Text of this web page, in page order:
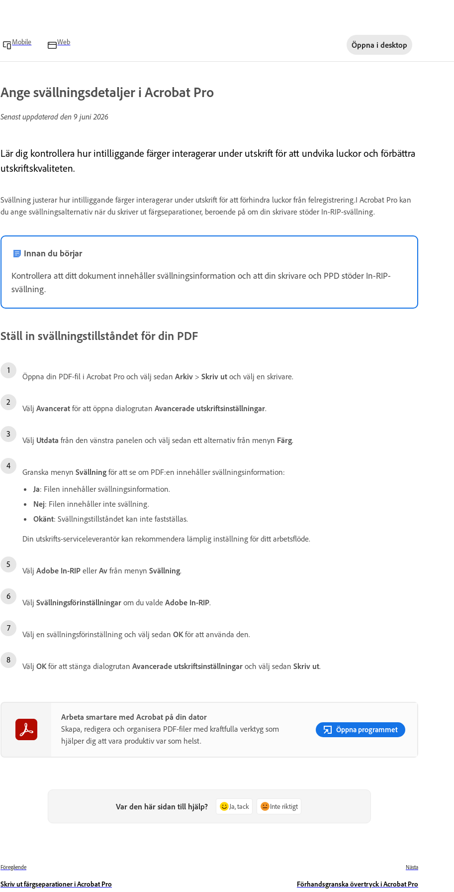
Mobile Web Öppna i desktop
Ange svällningsdetaljer i Acrobat Pro
Senast uppdaterad den 9 juni 2026
Lär dig kontrollera hur intilliggande färger interagerar under utskrift för att undvika luckor och förbättra
utskriftskvaliteten.
Svällning justerar hur intilliggande färger interagerar under utskrift för att förhindra luckor från felregistrering.I Acrobat Pro kan
du ange svällningsalternativ när du skriver ut färgseparationer, beroende på om din skrivare stöder In-RIP-svällning.
Innan du börjar
Kontrollera att ditt dokument innehåller svällningsinformation och att din skrivare och PPD stöder In-RIP-
svällning.
Ställ in svällningstillståndet för din PDF
Öppna din PDF-fil i Acrobat Pro och välj sedan Arkiv > Skriv ut och välj en skrivare.
Välj Avancerat för att öppna dialogrutan Avancerade utskriftsinställningar.
Välj Utdata från den vänstra panelen och välj sedan ett alternativ från menyn Färg.
Granska menyn Svällning för att se om PDF:en innehåller svällningsinformation:
Ja: Filen innehåller svällningsinformation.
Nej: Filen innehåller inte svällning.
Okänt: Svällningstillståndet kan inte fastställas.
Din utskrifts-serviceleverantör kan rekommendera lämplig inställning för ditt arbetsflöde.
Välj Adobe In-RIP eller Av från menyn Svällning.
Välj Svällningsförinställningar om du valde Adobe In-RIP.
Välj en svällningsförinställning och välj sedan OK för att använda den.
Välj OK för att stänga dialogrutan Avancerade utskriftsinställningar och välj sedan Skriv ut.
Arbeta smartare med Acrobat på din dator
Skapa, redigera och organisera PDF-filer med kraftfulla verktyg som
hjälper dig att vara produktiv var som helst.
Öppna programmet
Var den här sidan till hjälp? Ja, tack Inte riktigt
Föregående
Skriv ut färgseparationer i Acrobat Pro
Nästa
Förhandsgranska övertryck i Acrobat Pro